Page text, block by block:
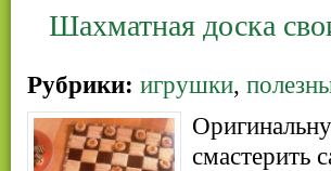
Шахматная доска
Рубрики: игрушки,
смастерить